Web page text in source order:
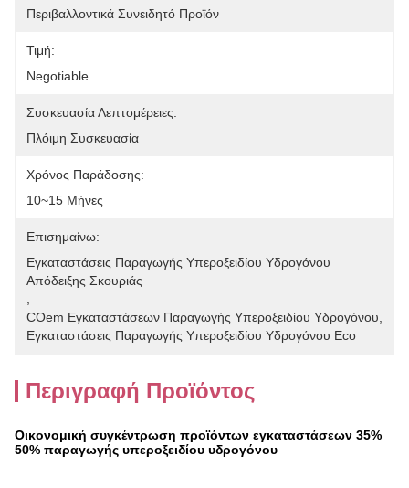
Περιβαλλοντικά Συνειδητό Προϊόν
Τιμή:
Negotiable
Συσκευασία Λεπτομέρειες:
Πλόιμη Συσκευασία
Χρόνος Παράδοσης:
10~15 Μήνες
Επισημαίνω:
Εγκαταστάσεις Παραγωγής Υπεροξειδίου Υδρογόνου
Απόδειξης Σκουριάς
COem Εγκαταστάσεων Παραγωγής Υπεροξειδίου Υδρογόνου
Εγκαταστάσεις Παραγωγής Υπεροξειδίου Υδρογόνου Eco
Περιγραφή Προϊόντος
Οικονομική συγκέντρωση προϊόντων εγκαταστάσεων 35%
50% παραγωγής υπεροξειδίου υδρογόνου